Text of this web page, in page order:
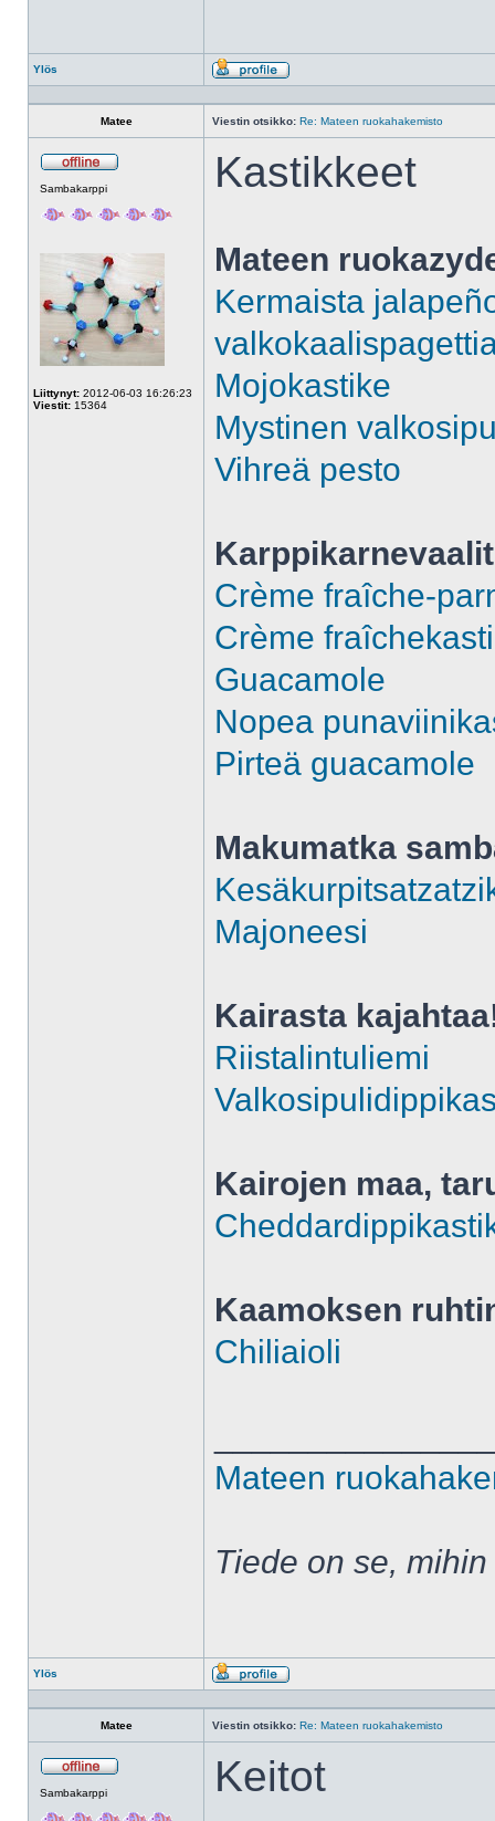
Ylös
Profiili
Matee Viestin otsikko: Re: Mateen ruokahakemisto
Sambakarppi
Liittynyt: 2012-06-03 16:26:23
Viestit: 15364
Kastikkeet
Mateen
Kermaista
Mojokastike
Mystinen
Vihreä pesto
Karppikarnevaalit
Crème fraîche-
Crème
Guacamole
Nopea
Pirteä guacamole
Makumatka
Majoneesi
Kairasta
Riistalintuliemi
Kairojen maa,
Kaamoksen
Chiliaioli
Mateen
Tiede on se,
Ylös
Profiili
Matee Viestin otsikko: Re: Mateen ruokahakemisto
Sambakarppi
Keitot